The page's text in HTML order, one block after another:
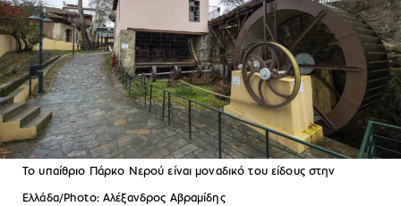
Το υπαίθριο Πάρκο Νερού είναι μοναδικό του είδους στην
Ελλάδα/Photo: Αλέξανδρος Αβραμίδης